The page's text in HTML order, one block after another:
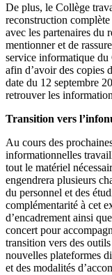
De plus, le Collège
reconstruction
avec les partenaires du
mentionner et de
service informatique du
afin d’avoir des copies
date du 12 septembre
retrouver les
Transition vers
Au cours des
informationnelles
tout le matériel
engendrera plusieurs
du personnel et des
complémentarité à cet
d’encadrement ainsi
concert pour
transition vers des
nouvelles plateformes
et des modalités